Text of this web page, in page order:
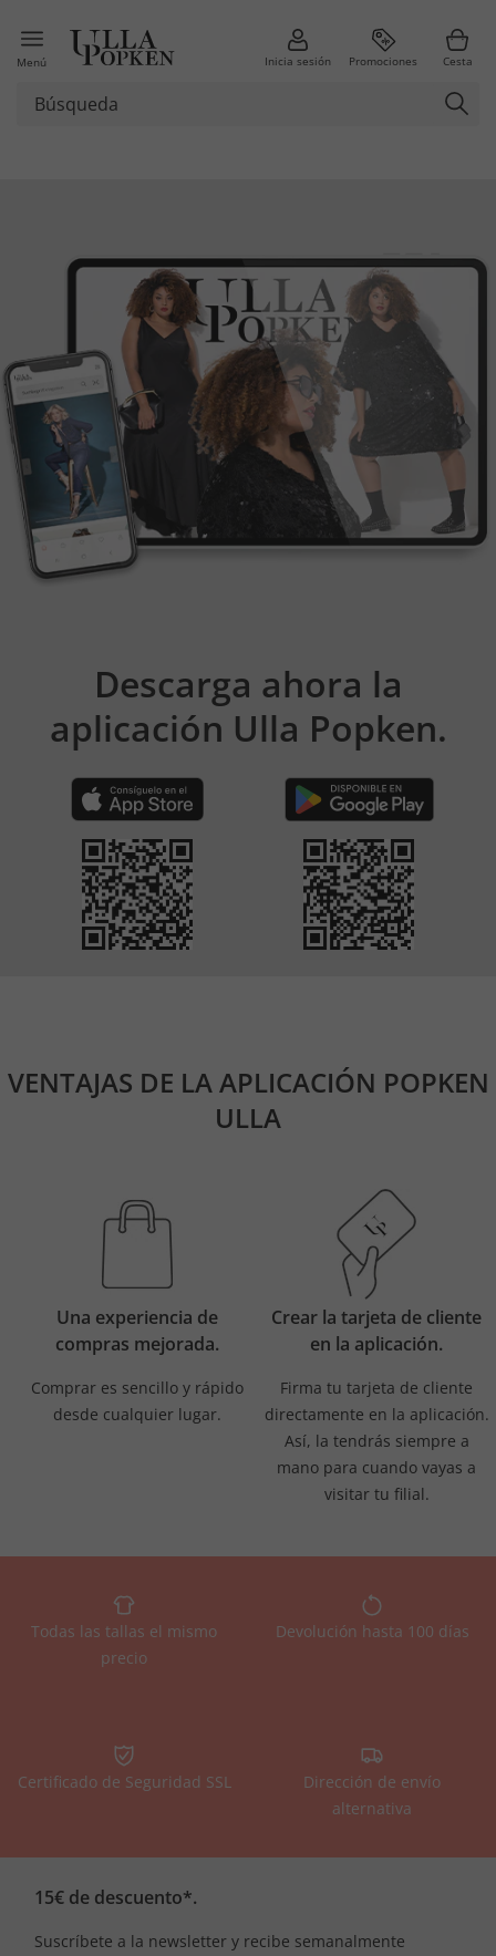
Menú Inicia sesión Promociones Cesta
Descarga ahora la
aplicación Ulla Popken.
VENTAJAS DE LA APLICACIÓN POPKEN
ULLA
Una experiencia de
compras mejorada.
Comprar es sencillo y rápido
desde cualquier lugar.
Crear la tarjeta de cliente
en la aplicación.
Firma tu tarjeta de cliente
directamente en la aplicación.
Así, la tendrás siempre a
mano para cuando vayas a
visitar tu filial.
Todas las tallas el mismo
precio
Devolución hasta 100 días
Certificado de Seguridad SSL
Dirección de envío
alternativa
15€ de descuento*.
Suscríbete a la newsletter y recibe semanalmente